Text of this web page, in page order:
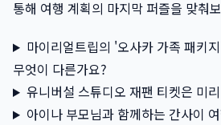
통해 여행 계획의 마지막 퍼즐을 맞춰
마이리얼트립의 '오사카 가족 패키
무엇이 다른가요?
유니버설 스튜디오 재팬 티켓은 미
아이나 부모님과 함께하는 간사이